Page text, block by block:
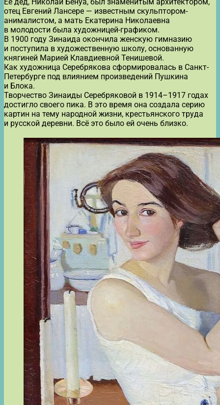
отец Евгений Лансере — известным скульптором-
анималистом, а мать Екатерина Николаевна
в молодости была художницей-графиком.
В 1900 году Зинаида окончила женскую гимназию
и поступила в художественную школу, основанную
княгиней Марией Клавдиевной Тенишевой.
Как художница Серебрякова сформировалась в Санкт-
Петербурге под влиянием произведений Пушкина
и Блока.
Творчество Зинаиды Серебряковой в 1914–1917 годах
достигло своего пика. В это время она создала серию
картин на тему народной жизни, крестьянского труда
и русской деревни. Всё это было ей очень близко.